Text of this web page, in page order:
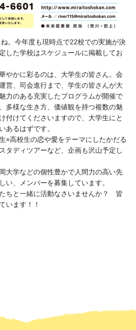
。今年度も現時点で22校での実施が決
した学校はスケジュールに掲載してお
やかに彩るのは、大学生の皆さん。会
営、司会進行まで、学生の皆さんが大
力のある充実したプログラムが開催で
多様な生き方、価値観を持つ複数の魅
付けてくださいますので、大学生にと
あるはずです。
×高校生の恋や愛をテーマにしたかだる
タディツアーなど、企画も沢山予定し
大学などの個性豊かで人間力の高い先
い、メンバーを募集しています。
ちと一緒に活動なさいませんか？ 皆
います！！